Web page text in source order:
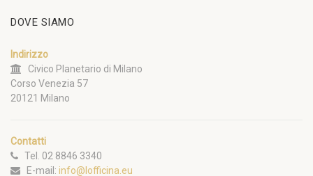
DOVE SIAMO
Indirizzo
Civico Planetario di Milano
Corso Venezia 57
20121 Milano
Contatti
Tel. 02 8846 3340
E-mail: info@lofficina.eu